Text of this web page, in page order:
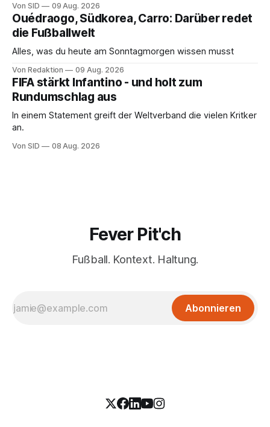
Von SID 09 Aug. 2026
Ouédraogo, Südkorea, Carro: Darüber redet
die Fußballwelt
Alles, was du heute am Sonntagmorgen wissen musst
Von Redaktion 09 Aug. 2026
FIFA stärkt Infantino - und holt zum
Rundumschlag aus
In einem Statement greift der Weltverband die vielen Kritker
an.
Von SID 08 Aug. 2026
Fever Pit'ch
Fußball. Kontext. Haltung.
Abonnieren